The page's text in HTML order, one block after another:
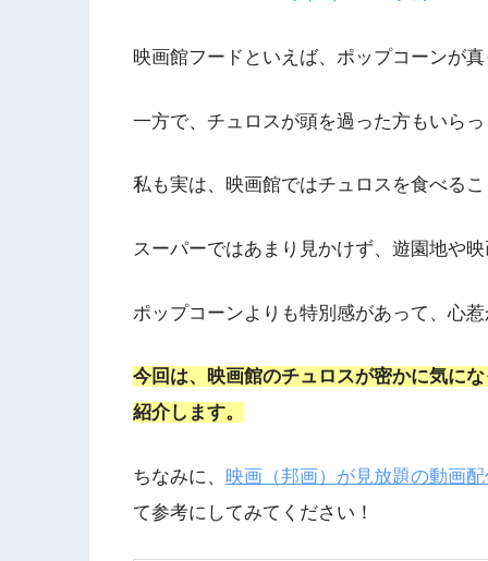
映画館フードといえば、ポップコーンが
一方で、チュロスが頭を過った方もいら
私も実は、映画館ではチュロスを食べる
スーパーではあまり見かけず、遊園地や
ポップコーンよりも特別感があって、心
今回は、映画館のチュロスが密かに気に
紹介します。
ちなみに、 映画（邦画）が見放題の動画
て参考にしてみてください！